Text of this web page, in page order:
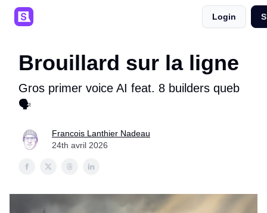
Login
Brouillard sur la ligne
Gros primer voice AI feat. 8 builders queb
🗣️
Francois Lanthier Nadeau
24th avril 2026